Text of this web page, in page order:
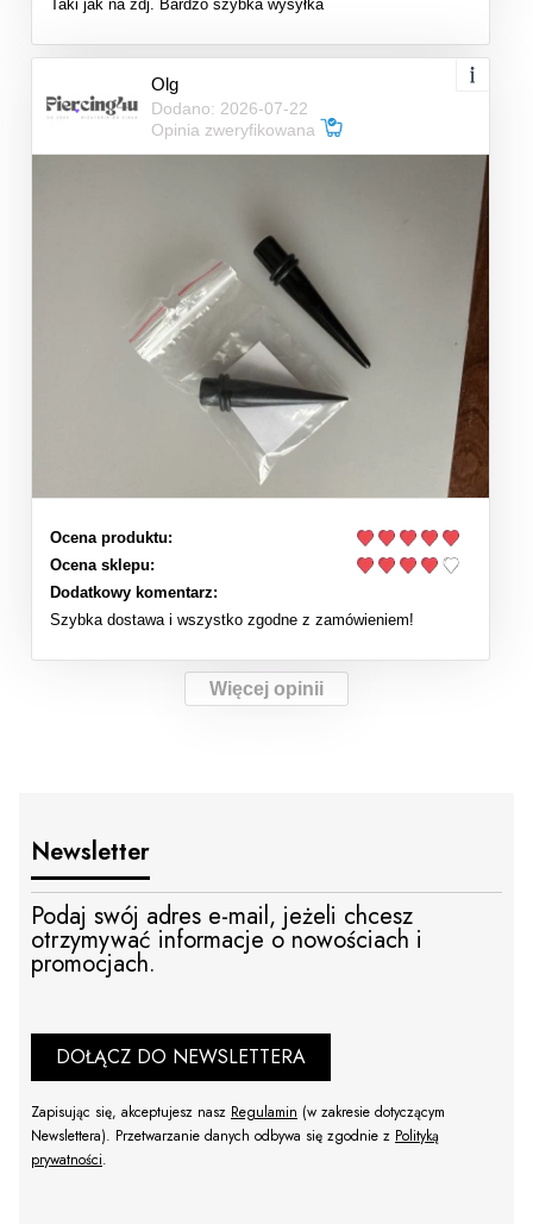
Taki jak na zdj. Bardzo szybka wysyłka
Olg
Dodano: 2026-07-22
Opinia zweryfikowana
Ocena produktu:
Ocena sklepu:
Dodatkowy komentarz:
Szybka dostawa i wszystko zgodne z zamówieniem!
Więcej opinii
Newsletter
Podaj swój adres e-mail, jeżeli chcesz
otrzymywać informacje o nowościach i
promocjach.
DOŁĄCZ DO NEWSLETTERA
Zapisując się, akceptujesz nasz Regulamin (w zakresie dotyczącym
Newslettera). Przetwarzanie danych odbywa się zgodnie z Polityką
prywatności.